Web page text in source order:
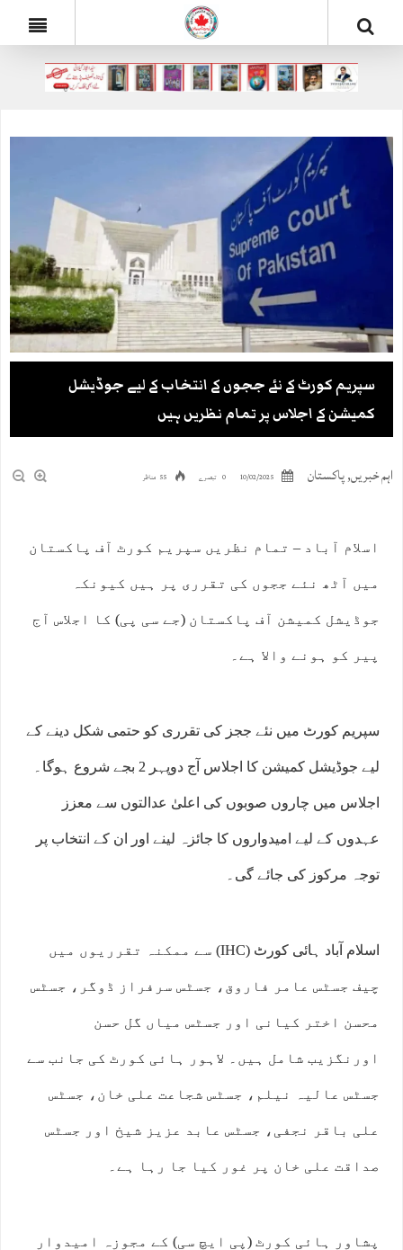
سپریم کورٹ کے نئے ججوں کے انتخاب کے لیے جوڈیشل
کمیشن کے اجلاس پر تمام نظریں ہیں
اہم خبریں,پاکستان 10/02/2025 0 تبصرے 55 مناظر
اسلام آباد – تمام نظریں سپریم کورٹ آف پاکستان
میں آٹھ نئے ججوں کی تقرری پر ہیں کیونکہ
جوڈیشل کمیشن آف پاکستان (جے سی پی) کا اجلاس آج
پیر کو ہونے والا ہے۔
سپریم کورٹ میں نئے ججز کی تقرری کو حتمی شکل دینے کے
لیے جوڈیشل کمیشن کا اجلاس آج دوپہر 2 بجے شروع ہوگا۔
اجلاس میں چاروں صوبوں کی اعلیٰ عدالتوں سے معزز
عہدوں کے لیے امیدواروں کا جائزہ لینے اور ان کے انتخاب پر
توجہ مرکوز کی جائے گی۔
اسلام آباد ہائی کورٹ (IHC) سے ممکنہ تقرریوں میں
چیف جسٹس عامر فاروق، جسٹس سرفراز ڈوگر، جسٹس
محسن اختر کیانی اور جسٹس میاں گل حسن
اورنگزیب شامل ہیں۔ لاہور ہائی کورٹ کی جانب سے
جسٹس عالیہ نیلم، جسٹس شجاعت علی خان، جسٹس
علی باقر نجفی، جسٹس عابد عزیز شیخ اور جسٹس
صداقت علی خان پر غور کیا جا رہا ہے۔
پشاور ہائی کورٹ (پی ایچ سی) کے مجوزہ امیدوار